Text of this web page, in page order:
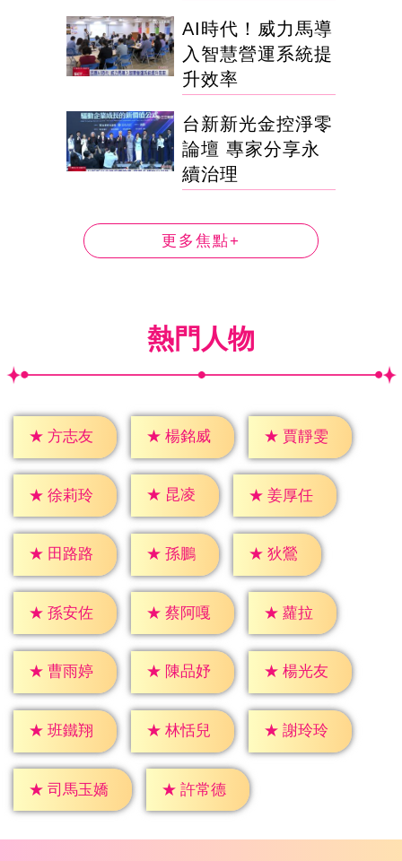
AI時代！威力馬導
入智慧營運系統提
升效率
台新新光金控淨零
論壇 專家分享永
續治理
更多焦點+
熱門人物
★ 方志友 ★ 楊銘威 ★ 賈靜雯
★ 徐莉玲 ★ 昆凌 ★ 姜厚任
★ 田路路 ★ 孫鵬 ★ 狄鶯
★ 孫安佐 ★ 蔡阿嘎 ★ 蘿拉
★ 曹雨婷 ★ 陳品妤 ★ 楊光友
★ 班鐵翔 ★ 林恬兒 ★ 謝玲玲
★ 司馬玉嬌 ★ 許常德